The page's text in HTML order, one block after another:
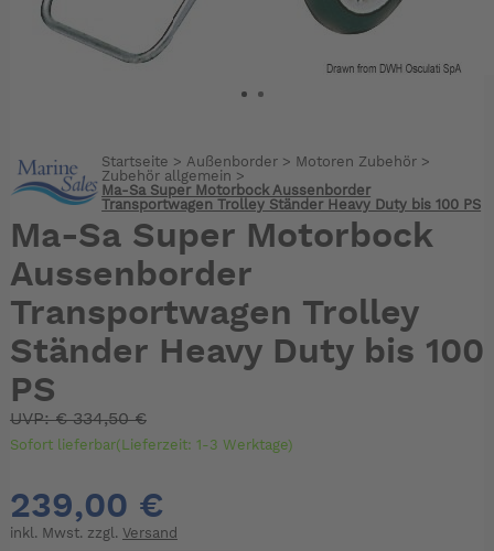
Startseite >Außenborder > Motoren Zubehör >
Zubehör allgemein >
Ma-Sa Super Motorbock Aussenborder
Transportwagen Trolley Ständer Heavy Duty bis 100 PS
Ma-Sa Super Motorbock
Aussenborder
Transportwagen Trolley
Ständer Heavy Duty bis 100
PS
UVP:€334,50 €
Sofort lieferbar(Lieferzeit: 1-3 Werktage)
239,00 €
inkl. Mwst. zzgl. Versand